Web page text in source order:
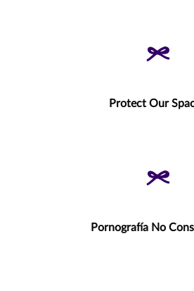
Protect Our
Pornografía No